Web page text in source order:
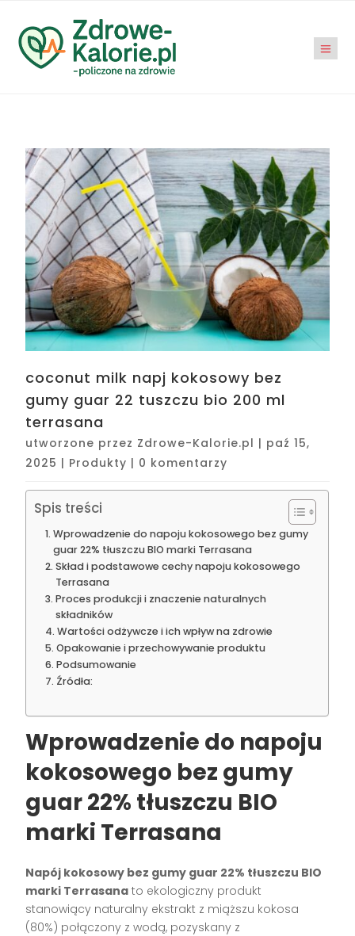
coconut milk napj kokosowy bez
gumy guar 22 tuszczu bio 200 ml
terrasana
utworzone przez Zdrowe-Kalorie.pl | paź 15,
2025 | Produkty | 0 komentarzy
Spis treści
Wprowadzenie do napoju kokosowego bez gumy
guar 22% tłuszczu BIO marki Terrasana
Skład i podstawowe cechy napoju kokosowego
Terrasana
Proces produkcji i znaczenie naturalnych
składników
Wartości odżywcze i ich wpływ na zdrowie
Opakowanie i przechowywanie produktu
Podsumowanie
Źródła:
Wprowadzenie do napoju
kokosowego bez gumy
guar 22% tłuszczu BIO
marki Terrasana
Napój kokosowy bez gumy guar 22% tłuszczu BIO
marki Terrasana to ekologiczny produkt
stanowiący naturalny ekstrakt z miąższu kokosa
(80%) połączony z wodą, pozyskany z